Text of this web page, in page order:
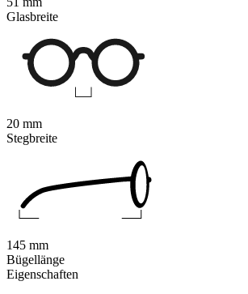
Eigenschaften
Glasbreite
20 mm
Stegbreite
145 mm
Bügellänge